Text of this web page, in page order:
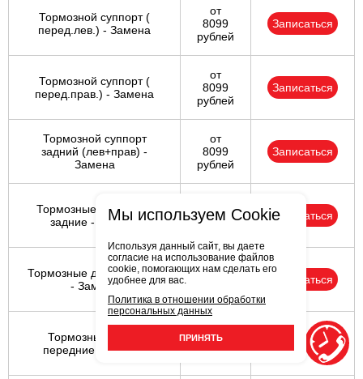
Тормозной суппорт (
перед.лев.) - Замена
от
8099
рублей
Записаться
Тормозной суппорт (
перед.прав.) - Замена
от
8099
рублей
Записаться
Тормозной суппорт
задний (лев+прав) -
Замена
от
8099
рублей
Записаться
Тормозные барабаны
задние - Замена
9499
Записаться
Тормозные диски задние
- Замена
от
рублей
Записаться
Тормозные диски
передние - Замена
4799
Записаться
Мы используем Cookie
Используя данный сайт, вы даете
согласие на использование файлов
cookie, помогающих нам сделать его
удобнее для вас.
Политика в отношении обработки
персональных данных
ПРИНЯТЬ